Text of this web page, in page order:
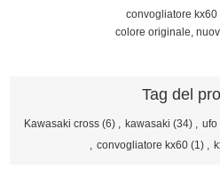
convogliatore kx60
colore originale,
Tag del
Kawasaki cross (6) , kawasaki (34) , ufo
, convogliatore kx60 (1) ,